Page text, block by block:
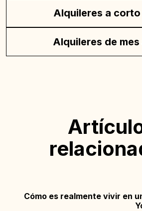
Alquileres a
Alquileres de mes
Cómo es realmente vivir en